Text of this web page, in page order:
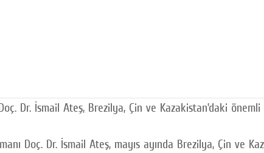
Dr. İsmail Ateş, Brezilya, Çin ve Kazakistan’daki
Doç. Dr. İsmail Ateş, mayıs ayında Brezilya, Çin ve